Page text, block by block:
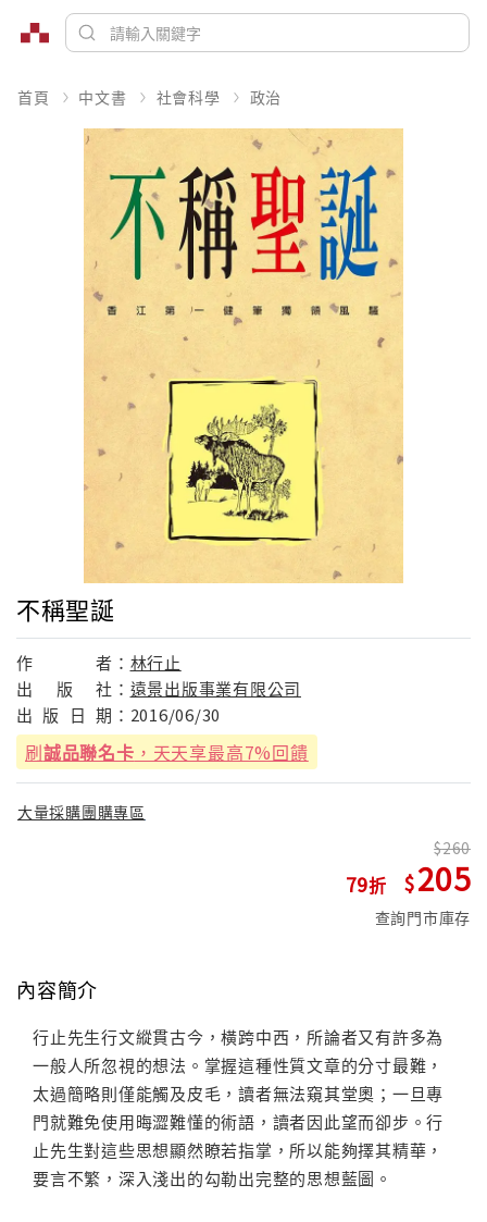
首頁 中文書 社會科學 政治
不稱聖誕
作 者： 林行止
出
版 社： 遠景出版事業有限公司
出 版 日 期： 2016/06/30
刷誠品聯名卡 ，天天享最高7%回饋
大量採購團購專區
79
260
205
查詢門市庫存
內容簡介
行止先生行文縱貫古今，橫跨中西，所論者又有許多為
一般人所忽視的想法。掌握這種性質文章的分寸最難，
太過簡略則僅能觸及皮毛，讀者無法窺其堂奧；一旦專
門就難免使用晦澀難懂的術語，讀者因此望而卻步。行
止先生對這些思想顯然瞭若指掌，所以能夠擇其精華，
要言不繁，深入淺出的勾勒出完整的思想藍圖。